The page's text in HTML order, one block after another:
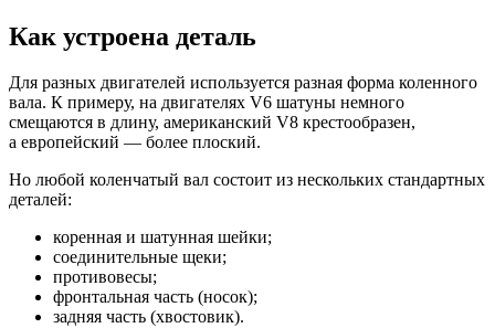
Как устроена деталь
Для разных двигателей используется разная форма коленного
вала. К примеру, на двигателях V6 шатуны немного
смещаются в длину, американский V8 крестообразен,
а европейский — более плоский.
Но любой коленчатый вал состоит из нескольких стандартных
деталей:
коренная и шатунная шейки;
соединительные щеки;
противовесы;
фронтальная часть (носок);
задняя часть (хвостовик).